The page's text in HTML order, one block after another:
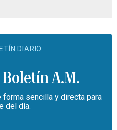
DIARIO
Boletín A.M.
sencilla y directa para
del día.